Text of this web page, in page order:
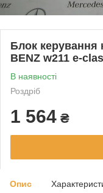
Блок керування
BENZ w211 e-
В наявності
Роздріб
1 564 ₴
Опис